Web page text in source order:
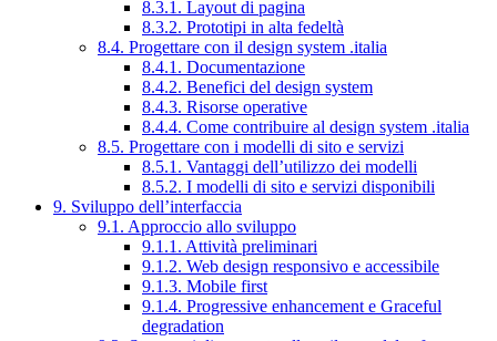
8.3.1. Layout di pagina
8.3.2. Prototipi in alta fedeltà
8.4. Progettare con il design system .italia
8.4.1. Documentazione
8.4.2. Benefici del design system
8.4.3. Risorse operative
8.4.4. Come contribuire al design system .italia
8.5. Progettare con i modelli di sito e servizi
8.5.1. Vantaggi dell’utilizzo dei modelli
8.5.2. I modelli di sito e servizi disponibili
9. Sviluppo dell’interfaccia
9.1. Approccio allo sviluppo
9.1.1. Attività preliminari
9.1.2. Web design responsivo e accessibile
9.1.3. Mobile first
9.1.4. Progressive enhancement e Graceful
degradation